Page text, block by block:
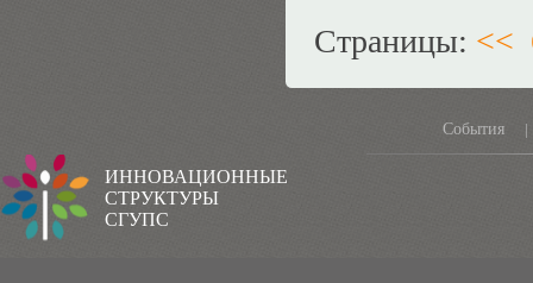
Страницы: <<
События |
ИННОВАЦИОННЫЕ
СТРУКТУРЫ
СГУПС